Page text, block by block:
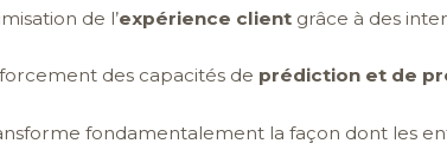
de l’expérience client grâce à des
des capacités de prédiction et de
fondamentalement la façon dont les